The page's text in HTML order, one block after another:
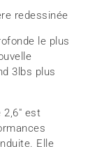
le plus
3lbs plus
2,6" est
Elle